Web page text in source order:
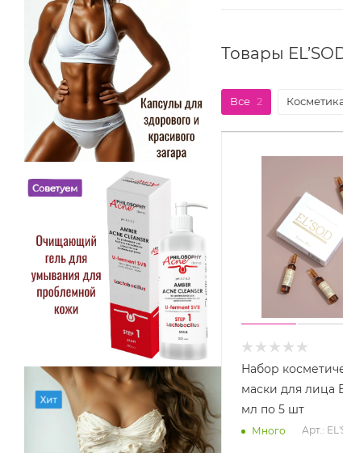
Товары
Все 2
Набор
маски для лица
мл по 5 шт
Много Арт.: